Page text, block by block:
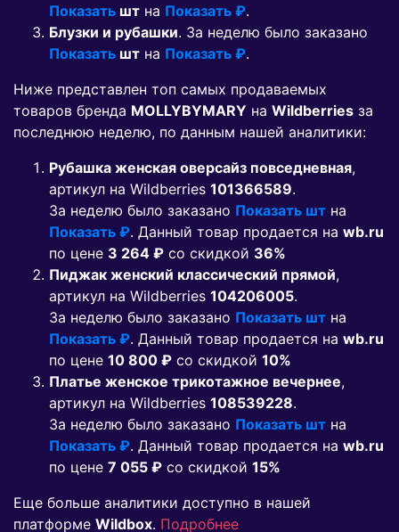
Показать шт на Показать ₽.
Блузки и рубашки. За неделю было заказано
Показать шт на Показать ₽.
Ниже представлен топ самых продаваемых
товаров бренда MOLLYBYMARY на Wildberries за
последнюю неделю, по данным нашей аналитики:
Рубашка женская оверсайз повседневная,
артикул на Wildberries 101366589.
За неделю было заказано Показать шт на
Показать ₽. Данный товар продается на wb.ru
по цене 3 264 ₽ co скидкой 36%
Пиджак женский классический прямой,
артикул на Wildberries 104206005.
За неделю было заказано Показать шт на
Показать ₽. Данный товар продается на wb.ru
по цене 10 800 ₽ co скидкой 10%
Платье женское трикотажное вечернее,
артикул на Wildberries 108539228.
За неделю было заказано Показать шт на
Показать ₽. Данный товар продается на wb.ru
по цене 7 055 ₽ co скидкой 15%
Еще больше аналитики доступно в нашей
платформе Wildbox. Подробнее